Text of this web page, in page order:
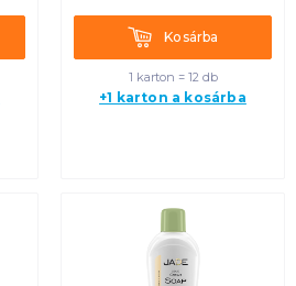
KosárbaKosárba
1 karton = 12 db
+1 karton a kosárba